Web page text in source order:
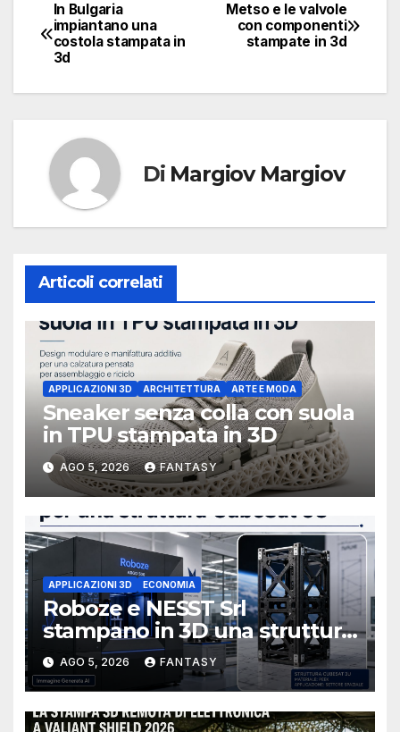
Navigazione
articoli
Metso e le valvole
con componenti
stampate in 3d
In Bulgaria
impiantano una
costola stampata in
3d
Di Margiov Margiov
Articoli correlati
APPLICAZIONI 3D ARCHITETTURA ARTE E MODA
Sneaker senza colla con suola
in TPU stampata in 3D
AGO 5, 2026 FANTASY
APPLICAZIONI 3D ECONOMIA
Roboze e NESST Srl
stampano in 3D una struttura
CubeSat 3U in Carbon PEEK
AGO 5, 2026 FANTASY